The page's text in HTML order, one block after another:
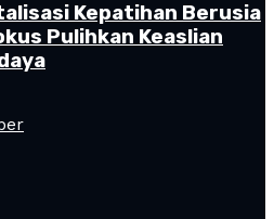
Kepatihan Berusia
Pulihkan Keaslian